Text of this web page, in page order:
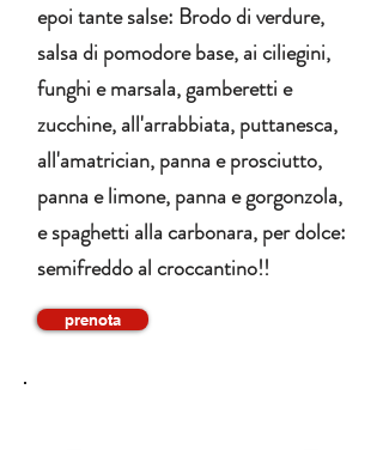
epoi tante salse: Brodo di verdure,
salsa di pomodore base, ai ciliegini,
funghi e marsala, gamberetti e
zucchine, all'arrabbiata, puttanesca,
all'amatrician, panna e prosciutto,
panna e limone, panna e gorgonzola,
e spaghetti alla carbonara, per dolce:
semifreddo al croccantino!!
prenota